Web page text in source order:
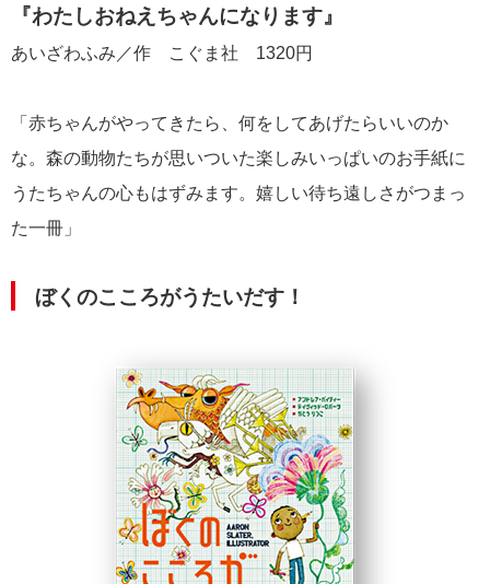
『わたしおねえちゃんになります』
あいざわふみ／作 こぐま社 1320円
「赤ちゃんがやってきたら、何をしてあげたらいいのか
な。森の動物たちが思いついた楽しみいっぱいのお手紙に
うたちゃんの心もはずみます。嬉しい待ち遠しさがつまっ
た一冊」
ぼくのこころがうたいだす！